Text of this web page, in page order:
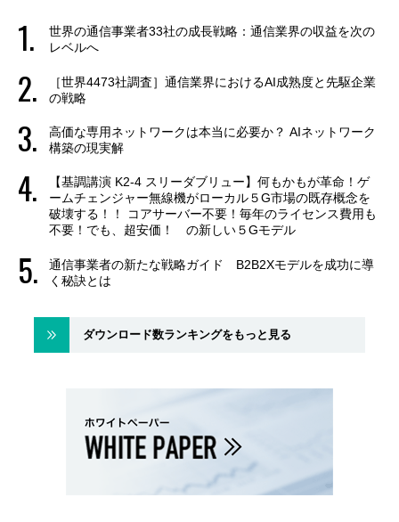
世界の通信事業者33社の成長戦略：通信業界の収益を次の
レベルへ
［世界4473社調査］通信業界におけるAI成熟度と先駆企業
の戦略
高価な専用ネットワークは本当に必要か？ AIネットワーク
構築の現実解
【基調講演 K2-4 スリーダブリュー】何もかもが革命！ゲ
ームチェンジャー無線機がローカル５G市場の既存概念を
破壊する！！ コアサーバー不要！毎年のライセンス費用も
不要！でも、超安価！ の新しい５Gモデル
通信事業者の新たな戦略ガイド B2B2Xモデルを成功に導
く秘訣とは
ダウンロード数ランキングをもっと見る